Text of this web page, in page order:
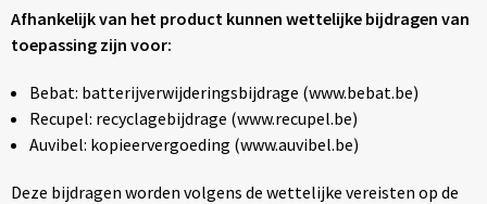
Afhankelijk van het product kunnen wettelijke bijdragen van
toepassing zijn voor:
Bebat: batterijverwijderingsbijdrage (www.bebat.be)
Recupel: recyclagebijdrage (www.recupel.be)
Auvibel: kopieervergoeding (www.auvibel.be)
Deze bijdragen worden volgens de wettelijke vereisten op de